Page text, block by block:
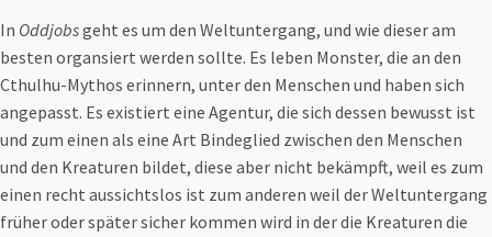
In Oddjobsgeht es um den Weltuntergang, und wie dieser am
besten organsiert werden sollte. Es leben Monster, die an den
Cthulhu-Mythos erinnern, unter den Menschen und haben sich
angepasst. Es existiert eine Agentur, die sich dessen bewusst ist
und zum einen als eine Art Bindeglied zwischen den Menschen
und den Kreaturen bildet, diese aber nicht bekämpft, weil es zum
einen recht aussichtslos ist zum anderen weil der Weltuntergang
früher oder später sicher kommen wird in der die Kreaturen die